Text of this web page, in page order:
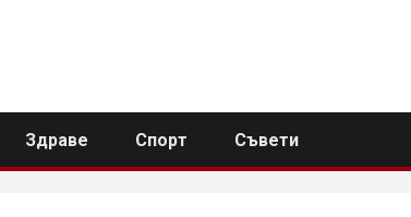
Здраве Спорт Съвети